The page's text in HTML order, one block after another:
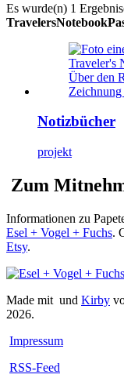
Es wurde(n) 1
Notizbücher
projekt
Zum
Informationen zu
Esel + Vogel + Fuchs.
Etsy.
Made mit und Kirby
2026.
Impressum
RSS-Feed